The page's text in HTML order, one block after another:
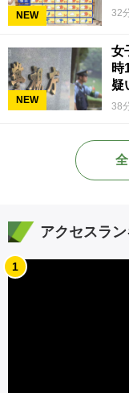
NEW 32
NEW
女
時
疑
38
アクセスラ
1